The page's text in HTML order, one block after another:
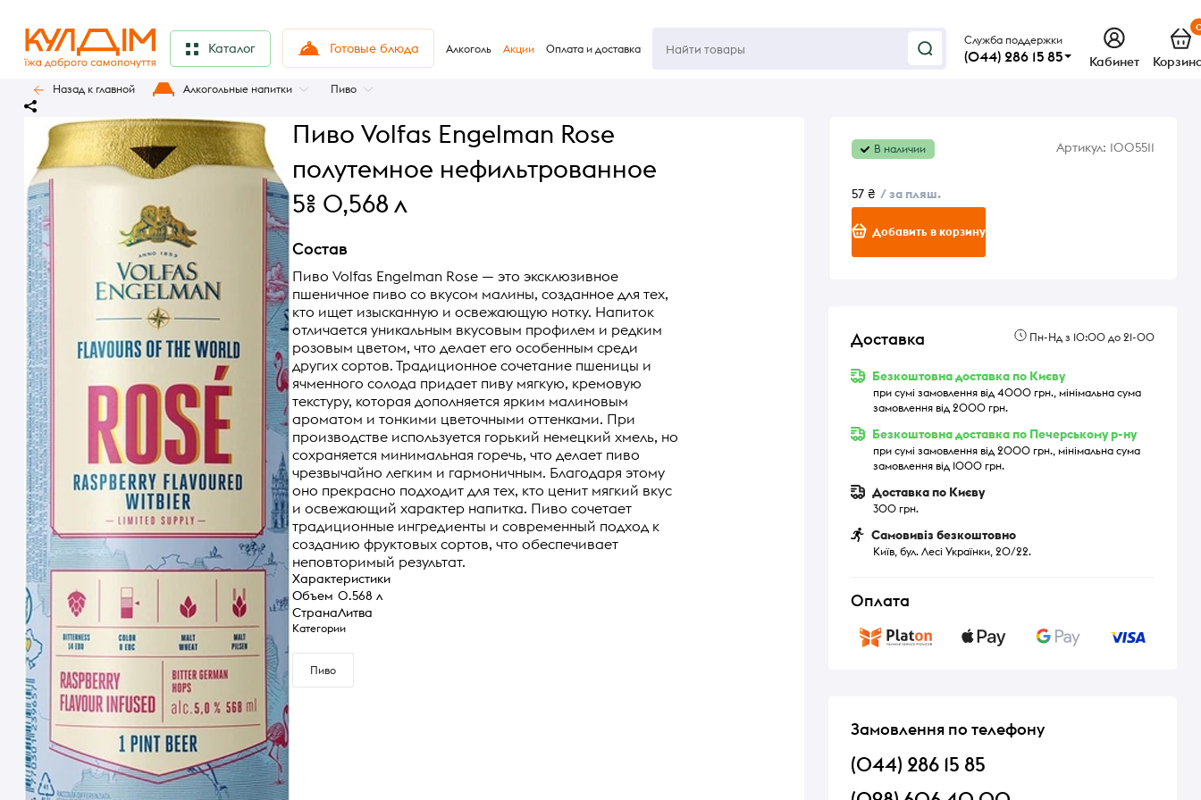
Каталог Готовые блюда Алкоголь Акции Оплата и доставка
Служба поддержки
(044) 286 15 85 Кабинет
Назад к главной Алкогольные напитки Пиво
Пиво Volfas Engelman Rose
полутемное нефильтрованное
5% 0,568 л
Состав
Пиво Volfas Engelman Rose — это эксклюзивное
пшеничное пиво со вкусом малины, созданное для тех,
кто ищет изысканную и освежающую нотку. Напиток
отличается уникальным вкусовым профилем и редким
розовым цветом, что делает его особенным среди
других сортов. Традиционное сочетание пшеницы и
ячменного солода придает пиву мягкую, кремовую
текстуру, которая дополняется ярким малиновым
ароматом и тонкими цветочными оттенками. При
производстве используется горький немецкий хмель, но
сохраняется минимальная горечь, что делает пиво
чрезвычайно легким и гармоничным. Благодаря этому
оно прекрасно подходит для тех, кто ценит мягкий вкус
и освежающий характер напитка. Пиво сочетает
традиционные ингредиенты и современный подход к
созданию фруктовых сортов, что обеспечивает
неповторимый результат.
Характеристики
Объем 0.568 л
СтранаЛитва
Категории
Пиво
В наличии Артикул: 1005511
57 ₴ / за пляш.
Добавить в корзину
Доставка Пн-Нд з 10:00 до 21-00
Безкоштовна доставка по Києву
при сумі замовлення від 4000 грн., мінімальна сума
замовлення від 2000 грн.
Безкоштовна доставка по Печерському р-ну
при сумі замовлення від 2000 грн., мінімальна сума
замовлення від 1000 грн.
Доставка по Києву
300 грн.
Самовивіз безкоштовно
Київ, бул. Лесі Українки, 20/22.
Оплата
Замовлення по телефону
(044) 286 15 85